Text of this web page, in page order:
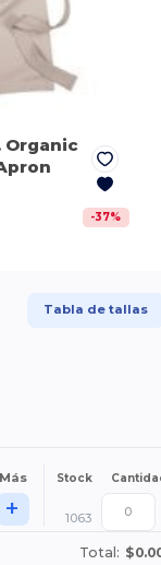
Organic
-37%
Tabla de tallas
Más Stock
+ 1063
Total: